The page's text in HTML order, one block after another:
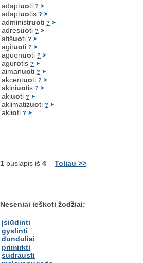
adaptuoti?
adaptuotis?
administruoti?
adresuoti?
afišuoti?
agituoti?
aguonuoti?
agurotis?
aimanuoti?
akcentuoti?
akiniuotis?
akiuoti?
aklimatizuoti?
aklioti?
1 puslapis iš4 Toliau >>
Neseniai ieškoti žodžiai:
įsiūdinti
gyslinti
dunduliai
primirkti
sudrausti